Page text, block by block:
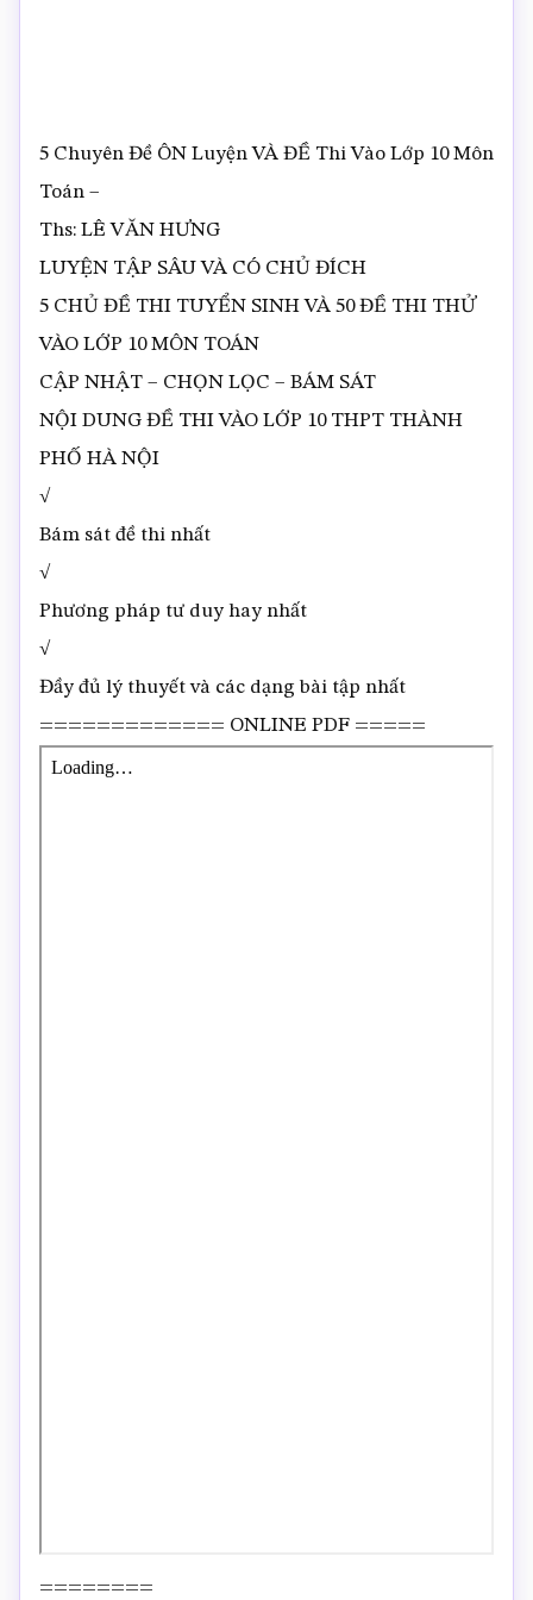
5 Chuyên Đề ÔN Luyện VÀ ĐỀ Thi Vào Lớp 10 Môn
Toán –
Ths: LÊ VĂN HƯNG
LUYỆN TẬP SÂU VÀ CÓ CHỦ ĐÍCH
5 CHỦ ĐỀ THI TUYỂN SINH VÀ 50 ĐỀ THI THỬ
VÀO LỚP 10 MÔN TOÁN
CẬP NHẬT – CHỌN LỌC – BÁM SÁT
NỘI DUNG ĐỀ THI VÀO LỚP 10 THPT THÀNH
PHỐ HÀ NỘI
√
Bám sát đề thi nhất
√
Phương pháp tư duy hay nhất
√
Đầy đủ lý thuyết và các dạng bài tập nhất
============= ONLINE PDF =====
========